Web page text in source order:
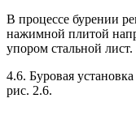
В процессе бурении
нажимной плитой
упором стальной лист.
4.6. Буровая
рис. 2.6.